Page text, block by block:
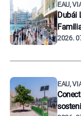
EAU,
Dubái
2026.
EAU,